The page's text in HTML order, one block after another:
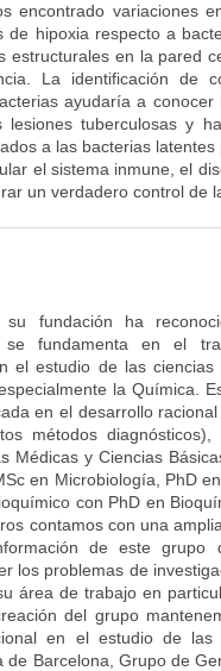
encontrado variaciones
hipoxia respecto a
estructurales en la pared
La identificación de
ayudaría a conocer
tuberculosas y
a las bacterias
el sistema inmune, el
un verdadero control de
su fundación ha
fundamenta en el
el estudio de las
la Química.
en el desarrollo
métodos
Médicas y Ciencias
en Microbiología, PhD
con PhD en
contamos con una
de este grupo
los problemas de
área de trabajo en
del grupo
en el estudio de las
Barcelona, Grupo de